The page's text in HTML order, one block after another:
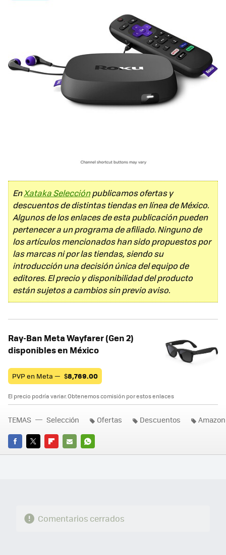
EnXataka Selecciónpublicamos ofertas y
descuentos de distintas tiendas en línea de México.
Algunos de los enlaces de esta publicación pueden
pertenecer a un programa de afiliado. Ninguno de
los artículos mencionados han sido propuestos por
las marcas ni por las tiendas, siendo su
introducción una decisión única del equipo de
editores. El precio y disponibilidad del producto
están sujetos a cambios sin previo aviso.
Ray-Ban Meta Wayfarer (Gen 2)
disponibles en México
PVP en Meta — $8,769.00
El precio podría variar. Obtenemos comisión por estos enlaces
FACEBOOK
TWITTERFLIPBOARD
E-
WHATSAPP
TEMAS Selección Ofertas Descuentos
Comentarios cerrados